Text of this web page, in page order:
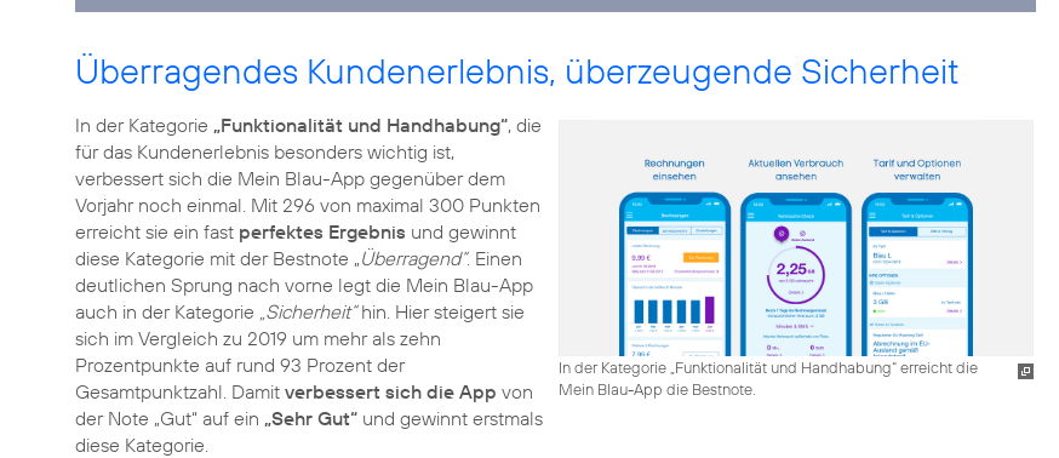
Überragendes Kundenerlebnis, überzeugende Sicherheit
In der Kategorie „Funktionalität und Handhabung“ erreicht die
Mein Blau-App die Bestnote.
In der Kategorie „Funktionalität und Handhabung“, die
für das Kundenerlebnis besonders wichtig ist,
verbessert sich die Mein Blau-App gegenüber dem
Vorjahr noch einmal. Mit 296 von maximal 300 Punkten
erreicht sie ein fast perfektes Ergebnis und gewinnt
diese Kategorie mit der Bestnote „Überragend“. Einen
deutlichen Sprung nach vorne legt die Mein Blau-App
auch in der Kategorie „Sicherheit“hin. Hier steigert sie
sich im Vergleich zu 2019 um mehr als zehn
Prozentpunkte auf rund 93 Prozent der
Gesamtpunktzahl. Damit verbessert sich die App von
der Note „Gut“ auf ein „Sehr Gut“ und gewinnt erstmals
diese Kategorie.